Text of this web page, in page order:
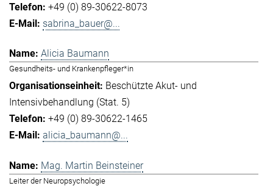
+49 (0) 89-30622-8073
sabrina_bauer@...
Alicia Baumann
Gesundheits- und Krankenpfleger*in
Beschützte Akut- und
Intensivbehandlung (Stat. 5)
+49 (0) 89-30622-1465
alicia_baumann@...
Mag. Martin Beinsteiner
Leiter der Neuropsychologie